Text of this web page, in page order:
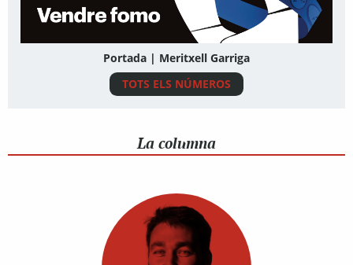
Portada | Meritxell Garriga
TOTS ELS NÚMEROS
La columna